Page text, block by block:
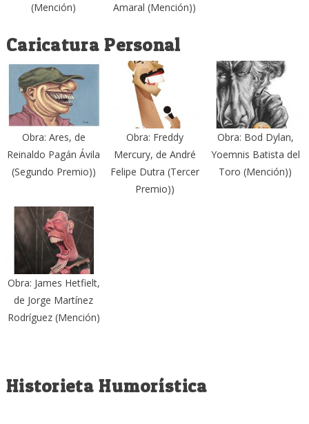
(Mención)
Amaral (Mención))
Caricatura Personal
Obra: Ares, de
Reinaldo Pagán Ávila
(Segundo Premio))
Obra: Freddy
Mercury, de André
Felipe Dutra (Tercer
Premio))
Obra: Bod Dylan,
Yoemnis Batista del
Toro (Mención))
Obra: James Hetfielt,
de Jorge Martínez
Rodríguez (Mención)
Historieta Humorística